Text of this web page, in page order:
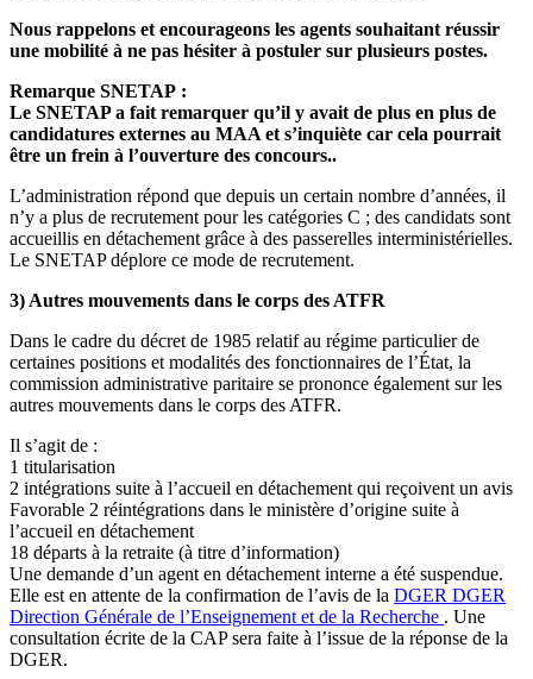
Nous rappelons et encourageons les agents souhaitant réussir
une mobilité à ne pas hésiter à postuler sur plusieurs postes.
Remarque SNETAP :
Le SNETAP a fait remarquer qu’il y avait de plus en plus de
candidatures externes au MAA et s’inquiète car cela pourrait
être un frein à l’ouverture des concours..
L’administration répond que depuis un certain nombre d’années, il
n’y a plus de recrutement pour les catégories C ; des candidats sont
accueillis en détachement grâce à des passerelles interministérielles.
Le SNETAP déplore ce mode de recrutement.
3) Autres mouvements dans le corps des ATFR
Dans le cadre du décret de 1985 relatif au régime particulier de
certaines positions et modalités des fonctionnaires de l’État, la
commission administrative paritaire se prononce également sur les
autres mouvements dans le corps des ATFR.
Il s’agit de :
1 titularisation
2 intégrations suite à l’accueil en détachement qui reçoivent un avis
Favorable 2 réintégrations dans le ministère d’origine suite à
l’accueil en détachement
18 départs à la retraite (à titre d’information)
Une demande d’un agent en détachement interne a été suspendue.
Elle est en attente de la confirmation de l’avis de la DGER DGER
Direction Générale de l’Enseignement et de la Recherche . Une
consultation écrite de la CAP sera faite à l’issue de la réponse de la
DGER.